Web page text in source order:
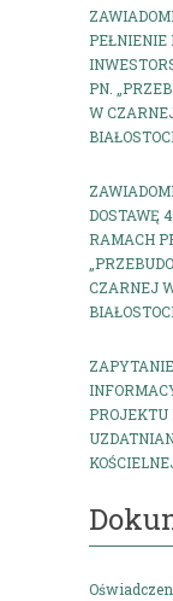
PEŁNIENIE
PN.
W
DOSTAWĘ
RAMACH
CZARNEJ
PROJEKTU